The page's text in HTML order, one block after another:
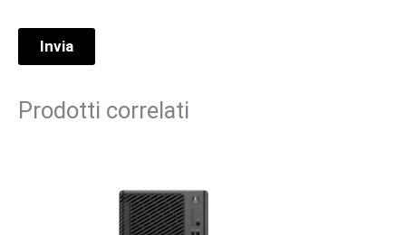
Prodotti correlati